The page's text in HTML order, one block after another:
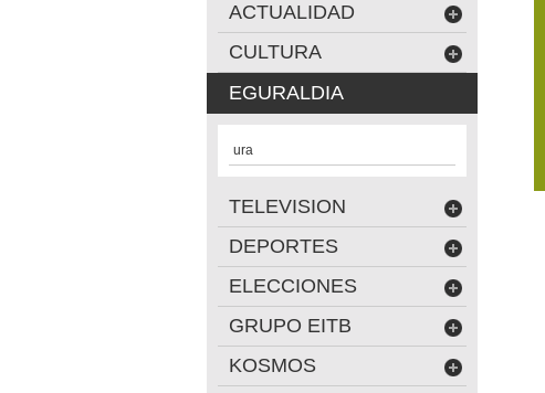
ACTUALIDAD
CULTURA
EGURALDIA
ura
TELEVISION
DEPORTES
ELECCIONES
GRUPO EITB
KOSMOS